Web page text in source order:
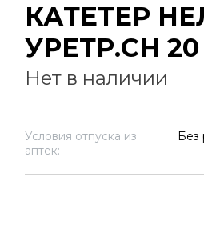
КАТЕТЕР
УРЕТР.СН
Нет в наличии
Условия отпуска из
аптек:
Без